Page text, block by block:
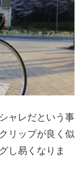
ャレだという事
リップが良く似
し易くなりま